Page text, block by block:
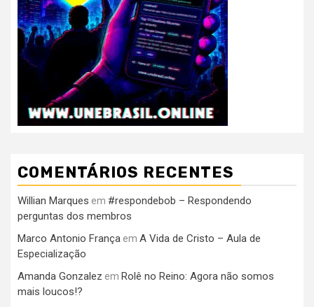
COMENTÁRIOS RECENTES
Willian Marques em #respondebob – Respondendo
perguntas dos membros
Marco Antonio França em A Vida de Cristo – Aula de
Especialização
Amanda Gonzalez em Rolê no Reino: Agora não somos
mais loucos!?